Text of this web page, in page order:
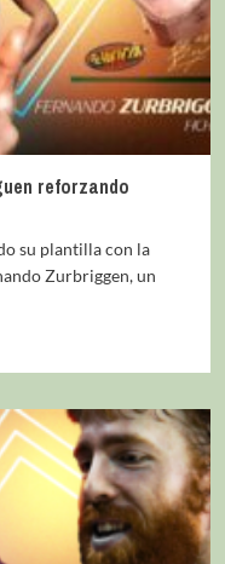
reforzando
su plantilla con la
Zurbriggen, un